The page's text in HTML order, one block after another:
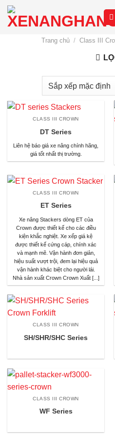
Chuyển
đến
Trang chủ / Class III
CLASS III CROWN
DT Series
Liên hệ báo giá xe nâng chính hãng,
giá tốt nhất thị trường.
CLASS III CROWN
ET Series
Xe nâng Stackers dòng ET của
Crown được thiết kế cho các điều
kiện khắc nghiệt. Xe xếp giá kệ
được thiết kế cứng cáp, chính xác
và mạnh mẽ. Vận hành đơn giản,
hiệu suất vượt trội, đem lại hiệu quả
vận hành khác biệt cho người lái.
Nhà sản xuất Crown Crown Xuất [...]
CLASS III CROWN
SH/SHR/SHC Series
CLASS III CROWN
WF Series